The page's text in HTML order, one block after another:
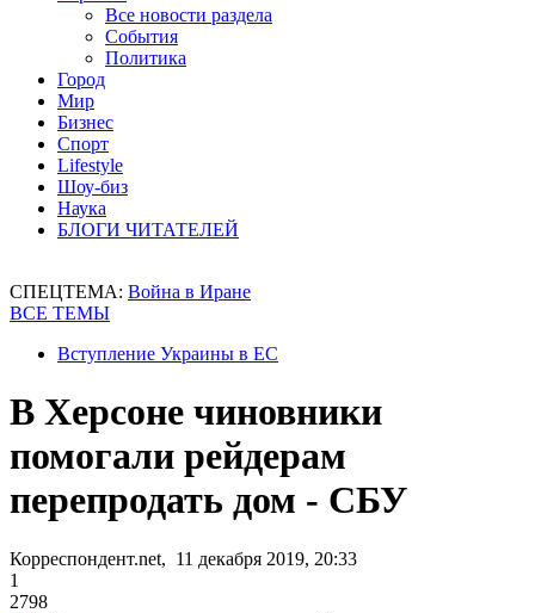
Все новости раздела
События
Политика
Город
Мир
Бизнес
Спорт
Lifestyle
Шоу-биз
Наука
БЛОГИ ЧИТАТЕЛЕЙ
СПЕЦТЕМА: Война в Иране
ВСЕ ТЕМЫ
Вступление Украины в ЕС
В Херсоне чиновники
помогали рейдерам
перепродать дом - СБУ
Корреспондент.net, 11 декабря 2019, 20:33
1
2798